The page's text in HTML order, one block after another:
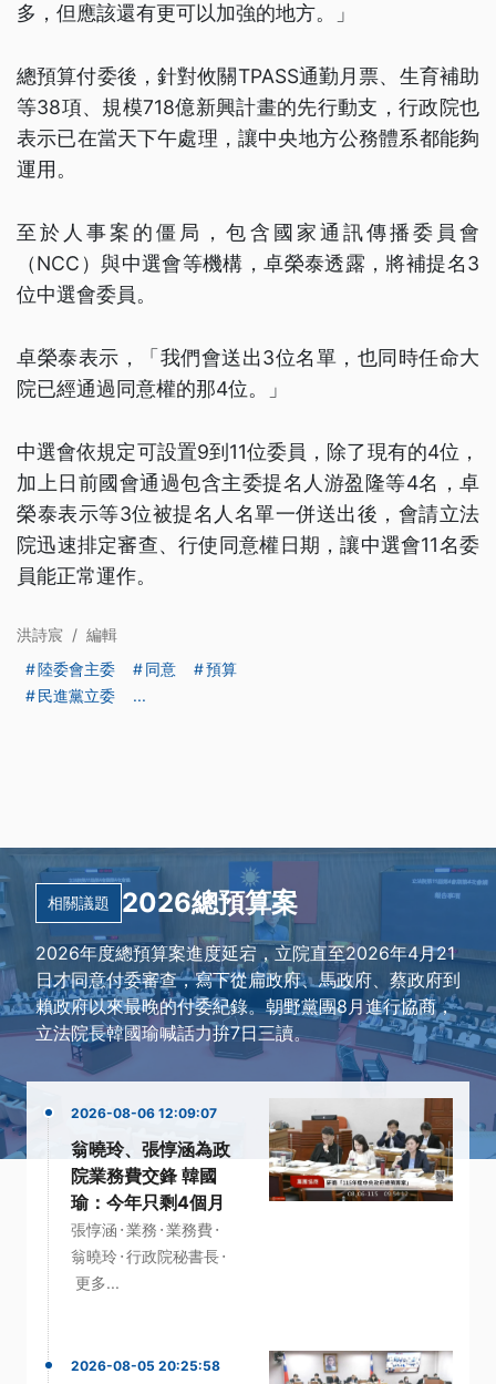
多，但應該還有更可以加強的地方。」
總預算付委後，針對攸關TPASS通勤月票、生育補助
等38項、規模718億新興計畫的先行動支，行政院也
表示已在當天下午處理，讓中央地方公務體系都能夠
運用。
至於人事案的僵局，包含國家通訊傳播委員會
（NCC）與中選會等機構，卓榮泰透露，將補提名3
位中選會委員。
卓榮泰表示，「我們會送出3位名單，也同時任命大
院已經通過同意權的那4位。」
中選會依規定可設置9到11位委員，除了現有的4位，
加上日前國會通過包含主委提名人游盈隆等4名，卓
榮泰表示等3位被提名人名單一併送出後，會請立法
院迅速排定審查、行使同意權日期，讓中選會11名委
員能正常運作。
洪詩宸 / 編輯
陸委會主委
同意
預算
民進黨立委
...
相關議題 2026總預算案
2026年度總預算案進度延宕，立院直至2026年4月21
日才同意付委審查，寫下從扁政府、馬政府、蔡政府到
賴政府以來最晚的付委紀錄。朝野黨團8月進行協商，
立法院長韓國瑜喊話力拚7日三讀。
2026-08-06 12:09:07
翁曉玲、張惇涵為政
院業務費交鋒 韓國
瑜：今年只剩4個月
張惇涵 ·業務 ·業務費·
翁曉玲 ·行政院秘書長·
更多...
2026-08-05 20:25:58